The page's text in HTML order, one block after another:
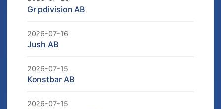
Gripdivision AB
2026-07-16
Jush AB
2026-07-15
Konstbar AB
2026-07-15